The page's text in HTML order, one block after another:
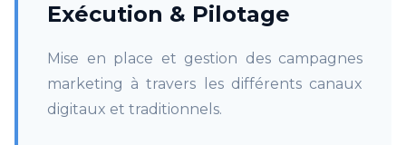
Exécution & Pilotage
Mise en place et gestion des campagnes
marketing à travers les différents canaux
digitaux et traditionnels.